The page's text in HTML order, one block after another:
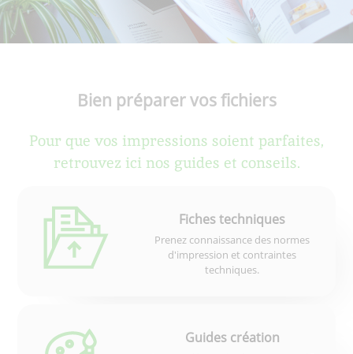
Bien préparer vos fichiers
Pour que vos impressions soient parfaites,
retrouvez ici nos guides et conseils.
Fiches techniques
Prenez connaissance des normes
d'impression et contraintes
techniques.
Guides création